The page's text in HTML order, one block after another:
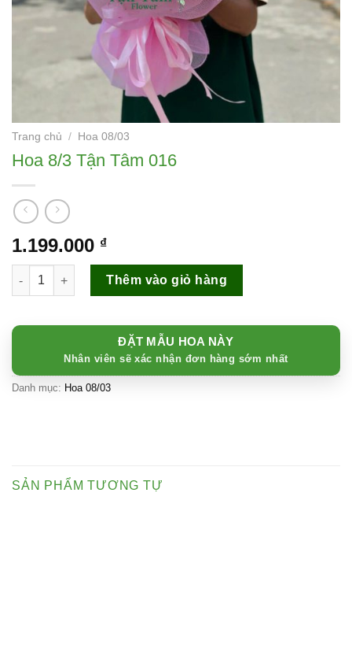
Trang chủ / Hoa 08/03
Hoa 8/3 Tận Tâm 016
1.199.000 ₫
Hoa 8/3 Tận Tâm 016 số lượng
Thêm vào giỏ hàng
ĐẶT MẪU HOA NÀY
Nhân viên sẽ xác nhận đơn hàng sớm nhất
Danh mục: Hoa 08/03
SẢN PHẨM TƯƠNG TỰ